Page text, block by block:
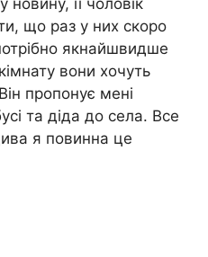
що раз у них скоро
якнайшвидше
вони хочуть
пропонує мені
та діда до села. Все
я повинна це